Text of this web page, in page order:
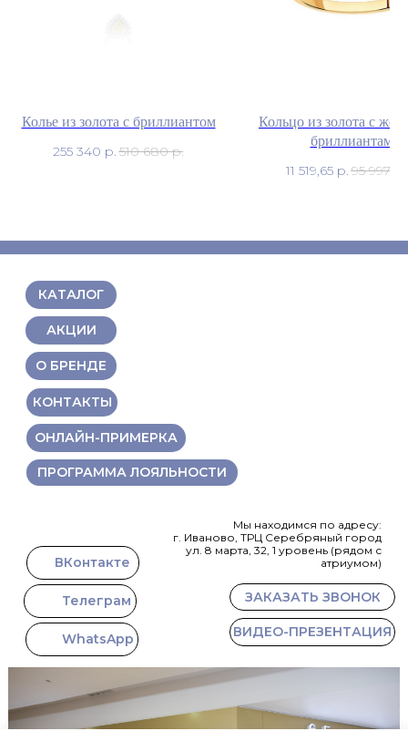
Колье из золота с бриллиантом
255 340 р. 510 680 р.
Кольцо из золота с
бриллиантами
11 519,65 р. 95 997,07
Мы находимся по адресу:
г. Иваново, ТРЦ Серебряный город
ул. 8 марта, 32, 1 уровень (рядом с
атриумом)
КАТАЛОГ
АКЦИИ
О БРЕНДЕ
КОНТАКТЫ
ОНЛАЙН-ПРИМЕРКА
ПРОГРАММА ЛОЯЛЬНОСТИ
ВКонтакте
Телеграм
WhatsApp
ЗАКАЗАТЬ ЗВОНОК
ВИДЕО-ПРЕЗЕНТАЦИЯ